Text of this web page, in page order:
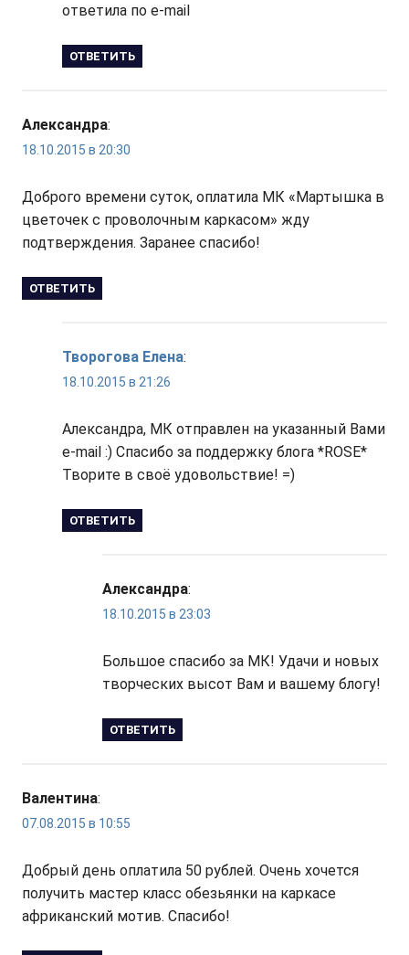
ответила по e-mail
ОТВЕТИТЬ
Александра:
18.10.2015 в 20:30
Доброго времени суток, оплатила МК «Мартышка в
цветочек с проволочным каркасом» жду
подтверждения. Заранее спасибо!
ОТВЕТИТЬ
Творогова Елена:
18.10.2015 в 21:26
Александра, МК отправлен на указанный Вами
e-mail :) Спасибо за поддержку блога *ROSE*
Творите в своё удовольствие! =)
ОТВЕТИТЬ
Александра:
18.10.2015 в 23:03
Большое спасибо за МК! Удачи и новых
творческих высот Вам и вашему блогу!
ОТВЕТИТЬ
Валентина:
07.08.2015 в 10:55
Добрый день оплатила 50 рублей. Очень хочется
получить мастер класс обезьянки на каркасе
африканский мотив. Спасибо!